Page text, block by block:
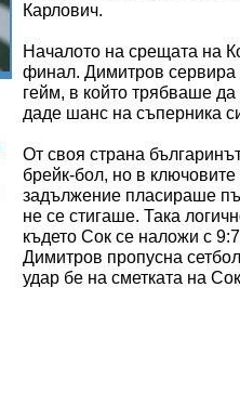
Карлович.
Началото на срещата на
финал. Димитров сервира
гейм, в който трябваше
даде шанс на съперника
От своя страна
брейк-бол, но в
задължение пласираше
не се стигаше. Така
където Сок се наложи с
Димитров пропусна
удар бе на сметката на